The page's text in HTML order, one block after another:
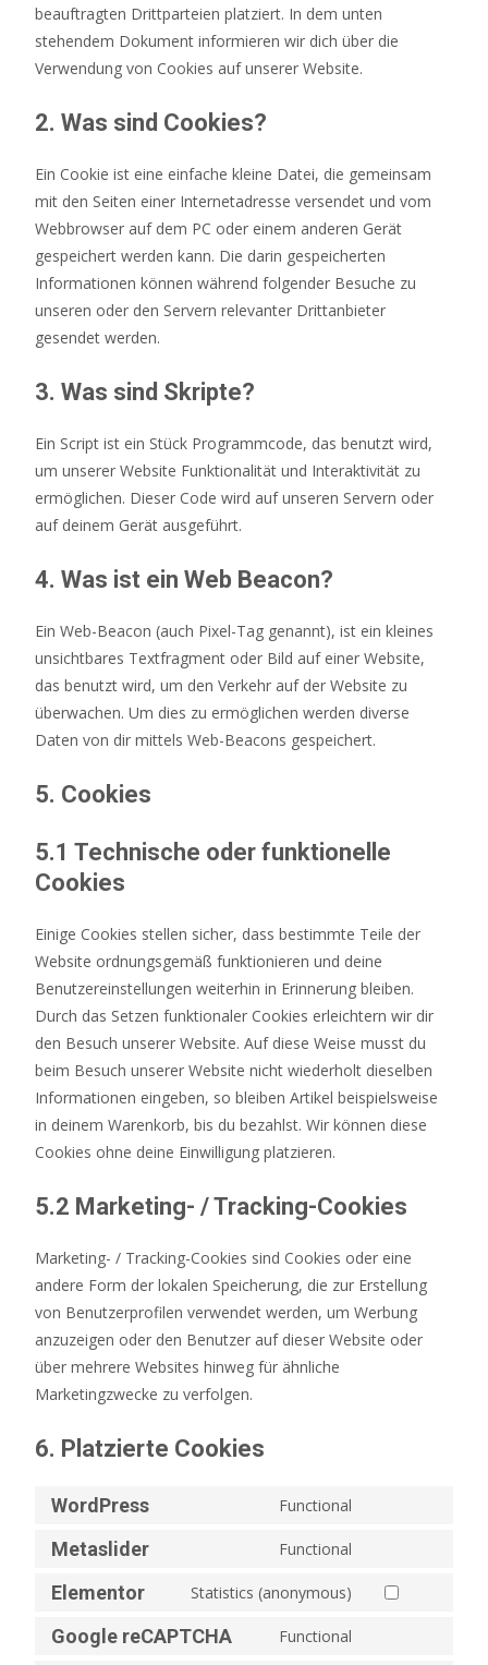
beauftragten Drittparteien platziert. In dem unten
stehendem Dokument informieren wir dich über die
Verwendung von Cookies auf unserer Website.
2. Was sind Cookies?
Ein Cookie ist eine einfache kleine Datei, die gemeinsam
mit den Seiten einer Internetadresse versendet und vom
Webbrowser auf dem PC oder einem anderen Gerät
gespeichert werden kann. Die darin gespeicherten
Informationen können während folgender Besuche zu
unseren oder den Servern relevanter Drittanbieter
gesendet werden.
3. Was sind Skripte?
Ein Script ist ein Stück Programmcode, das benutzt wird,
um unserer Website Funktionalität und Interaktivität zu
ermöglichen. Dieser Code wird auf unseren Servern oder
auf deinem Gerät ausgeführt.
4. Was ist ein Web Beacon?
Ein Web-Beacon (auch Pixel-Tag genannt), ist ein kleines
unsichtbares Textfragment oder Bild auf einer Website,
das benutzt wird, um den Verkehr auf der Website zu
überwachen. Um dies zu ermöglichen werden diverse
Daten von dir mittels Web-Beacons gespeichert.
5. Cookies
5.1 Technische oder funktionelle
Cookies
Einige Cookies stellen sicher, dass bestimmte Teile der
Website ordnungsgemäß funktionieren und deine
Benutzereinstellungen weiterhin in Erinnerung bleiben.
Durch das Setzen funktionaler Cookies erleichtern wir dir
den Besuch unserer Website. Auf diese Weise musst du
beim Besuch unserer Website nicht wiederholt dieselben
Informationen eingeben, so bleiben Artikel beispielsweise
in deinem Warenkorb, bis du bezahlst. Wir können diese
Cookies ohne deine Einwilligung platzieren.
5.2 Marketing- / Tracking-Cookies
Marketing- / Tracking-Cookies sind Cookies oder eine
andere Form der lokalen Speicherung, die zur Erstellung
von Benutzerprofilen verwendet werden, um Werbung
anzuzeigen oder den Benutzer auf dieser Website oder
über mehrere Websites hinweg für ähnliche
Marketingzwecke zu verfolgen.
6. Platzierte Cookies
WordPress Functional
Metaslider Functional
Elementor Statistics (anonymous)
Google reCAPTCHA Functional